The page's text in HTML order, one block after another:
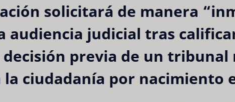
solicitará de manera
audiencia judicial tras
previa de un tribunal
la ciudadanía por nacimiento